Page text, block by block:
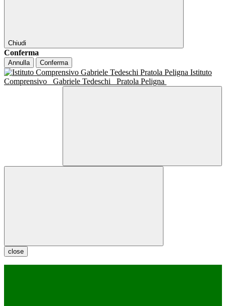
Chiudi
Conferma
Annulla Conferma
Istituto
Comprensivo
Gabriele Tedeschi Pratola Peligna
close